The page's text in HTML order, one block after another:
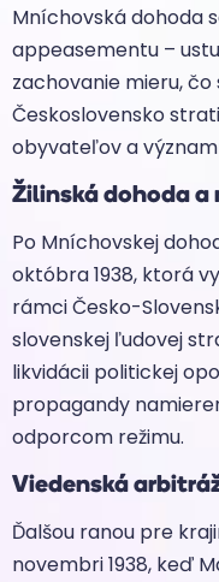
Mníchovská dohoda
appeasementu –
zachovanie mieru, čo
Československo
obyvateľov a
Žilinská dohoda a
Po Mníchovskej
októbra 1938, ktorá
rámci Česko-
slovenskej ľudovej
likvidácii politickej
propagandy
odporcom režimu.
Viedenská
Ďalšou ranou pre
novembri 1938, keď